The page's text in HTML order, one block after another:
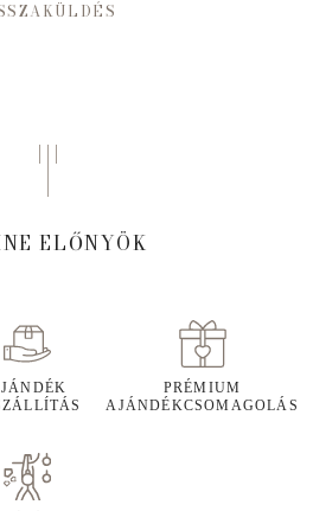
ELŐNYÖK
PRÉMIUM
AJÁNDÉKCSOMAGOLÁS